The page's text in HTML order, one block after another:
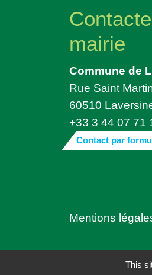
mairie
Commune de
Rue Saint
60510
+33 3 44 07 71
Contact par
Mentions
This